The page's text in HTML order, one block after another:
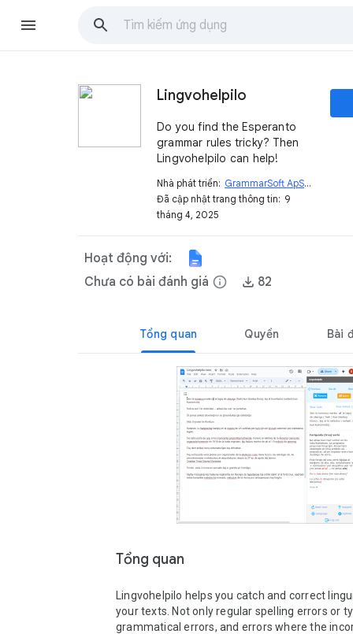
Lingvohelpilo
Do you find the Esperanto
grammar rules tricky? Then
Lingvohelpilo can help!
Nhà phát triển: GrammarSoft ApSopen_in_new
Đã cập nhật trang thông tin: 9
tháng 4, 2025
Hoạt động với:
Chưa có bài đánh giá info 82
Tổng quan Quyền Bài
Tổng quan
Lingvohelpilo helps you catch and correct
your texts. Not only regular spelling errors or
grammatical errors, and errors where the